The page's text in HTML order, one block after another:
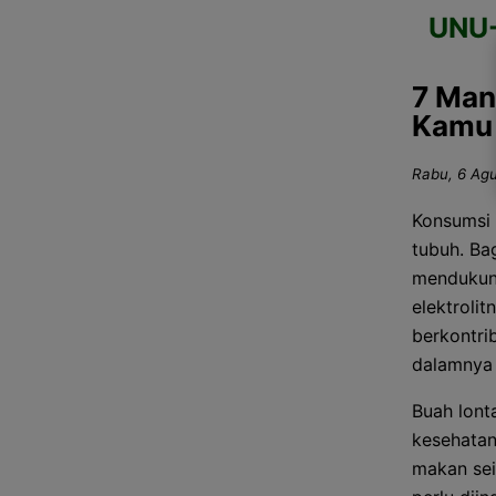
7
Kamu
Rabu, 6
tubuh.
Buah
makan